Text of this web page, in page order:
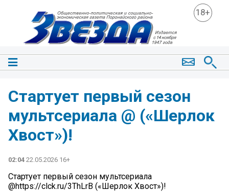
18+
Стартует первый сезон
мультсериала @ («Шерлок
Хвост»)!
02:04 22.05.2026 16+
Стартует первый сезон мультсериала
@https://clck.ru/3ThLrB («Шерлок Хвост»)!